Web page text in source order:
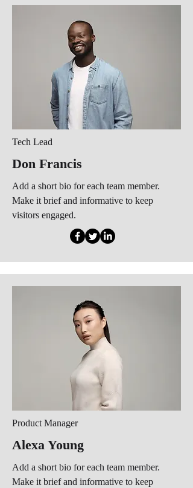
Tech Lead
Don Francis
Add a short bio for each team member.
Make it brief and informative to keep
visitors engaged.
Product Manager
Alexa Young
Add a short bio for each team member.
Make it brief and informative to keep